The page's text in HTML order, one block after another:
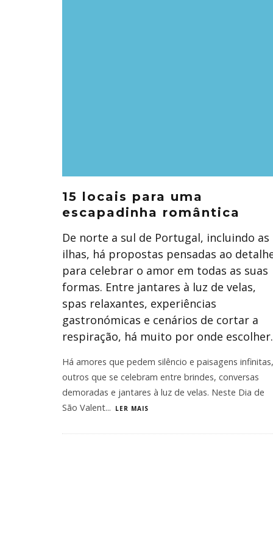
15 locais para uma
escapadinha romântica
De norte a sul de Portugal, incluindo as
ilhas, há propostas pensadas ao
para celebrar o amor em todas as suas
formas. Entre jantares à luz de velas,
spas relaxantes, experiências
gastronómicas e cenários de cortar a
respiração, há muito por onde escolher.
Há amores que pedem silêncio e paisagens infinitas,
outros que se celebram entre brindes, conversas
demoradas e jantares à luz de velas. Neste Dia de
São Valent... LER MAIS